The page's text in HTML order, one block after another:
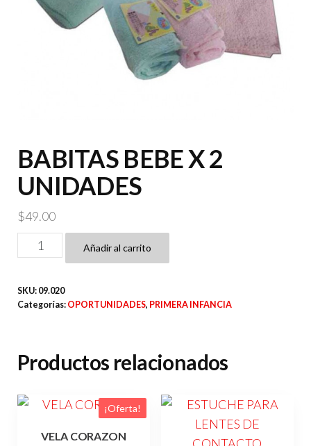
BABITAS BEBE X 2
UNIDADES
$49.00
BABITAS
BEBE
2
Añadir al carrito
SKU: 09.020
Categorías: OPORTUNIDADES, PRIMERA INFANCIA
Productos relacionados
¡Oferta!
VELA CORAZON